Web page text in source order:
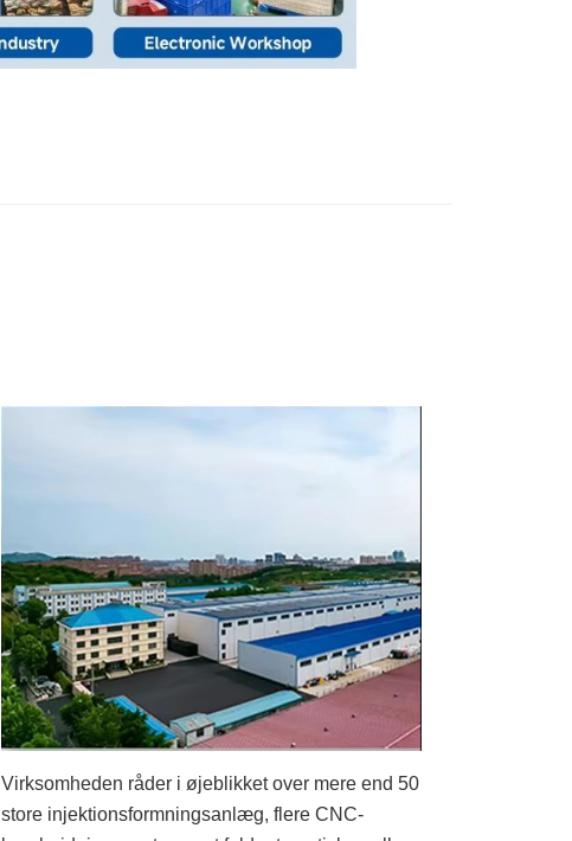
Virksomheden råder i øjeblikket over mere end 50
store injektionsformningsanlæg, flere CNC-